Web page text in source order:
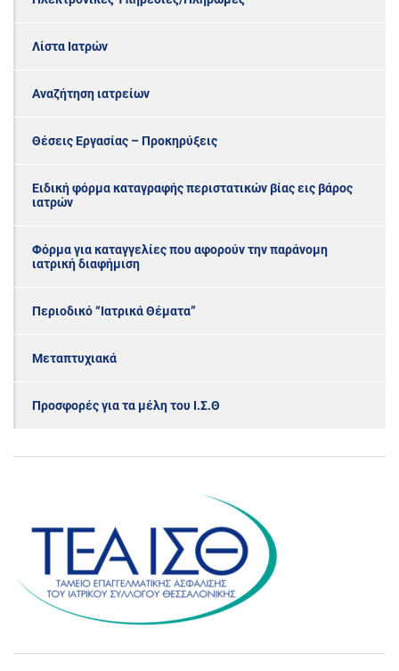
Λίστα Ιατρών
Αναζήτηση ιατρείων
Θέσεις Εργασίας – Προκηρύξεις
Ειδική φόρμα καταγραφής περιστατικών βίας εις βάρος
ιατρών
Φόρμα για καταγγελίες που αφορούν την παράνομη
ιατρική διαφήμιση
Περιοδικό “Ιατρικά Θέματα”
Μεταπτυχιακά
Προσφορές για τα μέλη του Ι.Σ.Θ